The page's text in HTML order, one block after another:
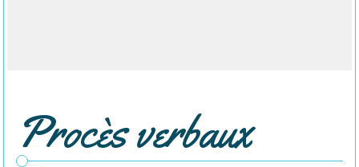
Procès verbaux